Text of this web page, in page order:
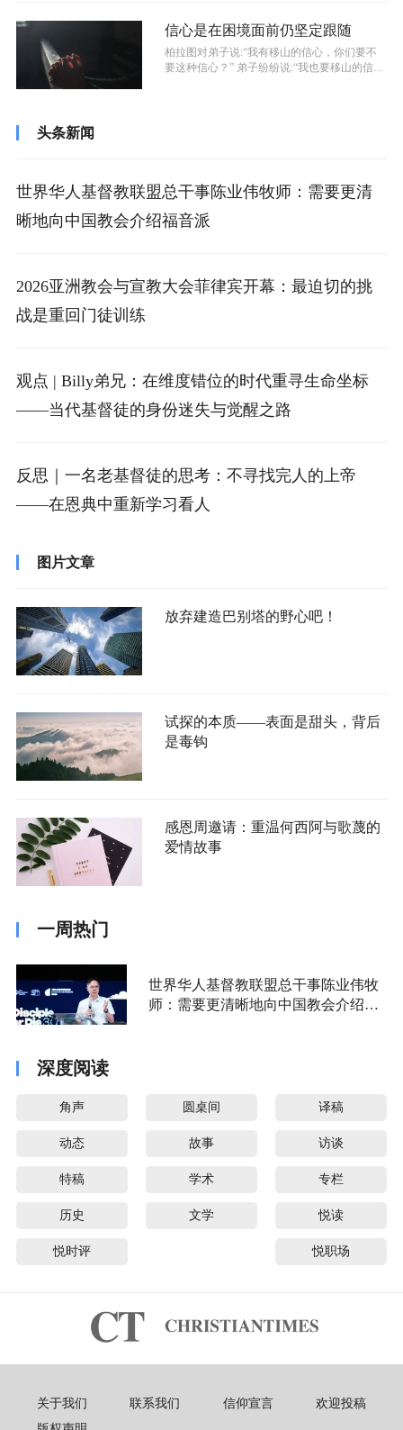
信心是在困境面前仍坚定跟随
柏拉图对弟子说:“我有移山的信心，你们要不
要这种信心？” 弟子纷纷说:“我也要移山的信
头条新闻
世界华人基督教联盟总干事陈业伟牧师：需要更清
晰地向中国教会介绍福音派
2026亚洲教会与宣教大会菲律宾开幕：最迫切的挑
战是重回门徒训练
观点 | Billy弟兄：在维度错位的时代重寻生命坐标
——当代基督徒的身份迷失与觉醒之路
反思｜一名老基督徒的思考：不寻找完人的上帝
——在恩典中重新学习看人
图片文章
放弃建造巴别塔的野心吧！
试探的本质——表面是甜头，背后
是毒钩
感恩周邀请：重温何西阿与歌蔑的
爱情故事
一周热门
世界华人基督教联盟总干事陈业伟牧
师：需要更清晰地向中国教会介绍福
深度阅读
角声 圆桌间 译稿
动态 故事 访谈
特稿 学术 专栏
历史 文学 悦读
悦时评 悦职场
关于我们 联系我们 信仰宣言
欢迎投稿